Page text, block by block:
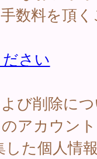
数料を頂
さい
び削除に
アカウン
た個人情